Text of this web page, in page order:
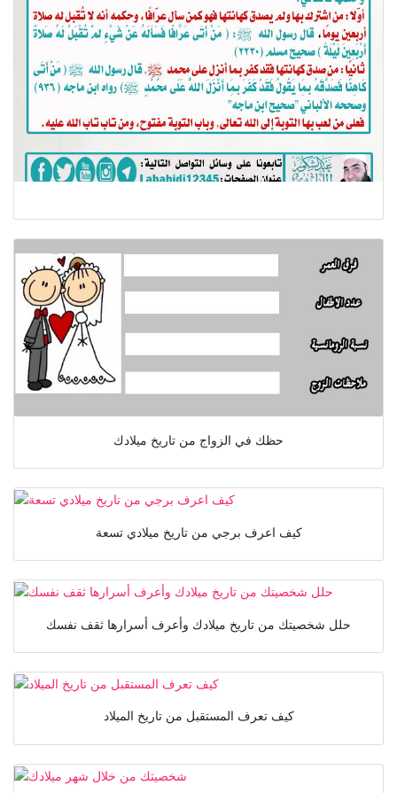
حظك في الزواج من تاريخ ميلادك
كيف اعرف برجي من تاريخ ميلادي تسعة
حلل شخصيتك من تاريخ ميلادك وأعرف أسرارها ثقف نفسك
كيف تعرف المستقبل من تاريخ الميلاد